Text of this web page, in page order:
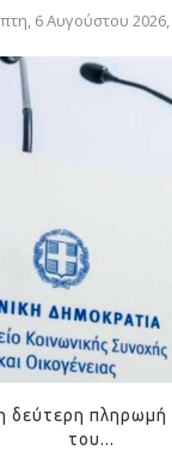
6 Αυγούστου 2026,
δεύτερη πληρωμή
του...